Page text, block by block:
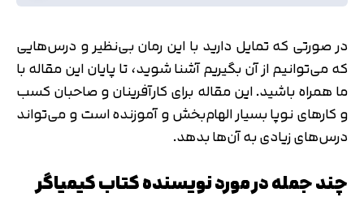
در صورتی که تمایل دارید با این رمان بی‌نظیر و درس‌هایی
که می‌توانیم از آن بگیریم آشنا شوید، تا پایان این مقاله با
ما همراه باشید. این مقاله برای کارآفرینان و صاحبان کسب
و کارهای نوپا بسیار الهام‌بخش و آموزنده است و می‌تواند
درس‌های زیادی به آن‌ها بدهد.
چند جمله در مورد نویسنده کتاب کیمیاگر